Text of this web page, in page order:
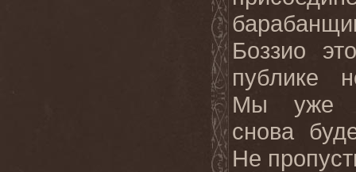
Боззио
публике
Мы уже
снова
Не